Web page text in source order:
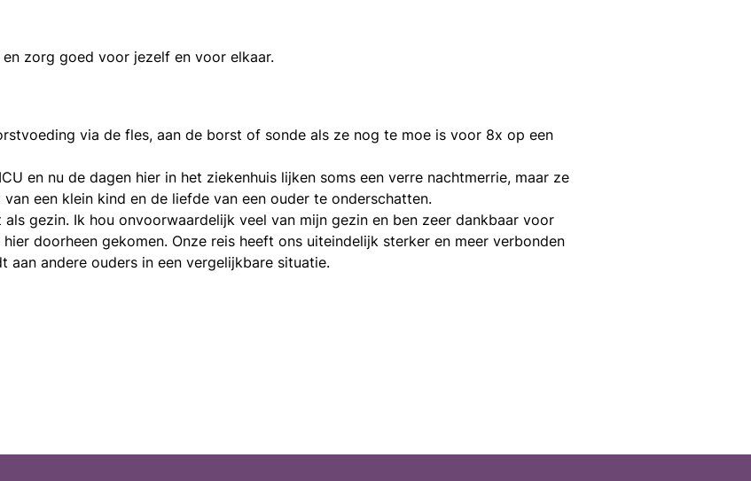
zorg goed voor jezelf en voor elkaar.
via de fles, aan de borst of sonde als ze nog te moe is voor 8x op een
en nu de dagen hier in het ziekenhuis lijken soms een verre nachtmerrie, maar ze
een klein kind en de liefde van een ouder te onderschatten.
gezin. Ik hou onvoorwaardelijk veel van mijn gezin en ben zeer dankbaar voor
doorheen gekomen. Onze reis heeft ons uiteindelijk sterker en meer verbonden
andere ouders in een vergelijkbare situatie.